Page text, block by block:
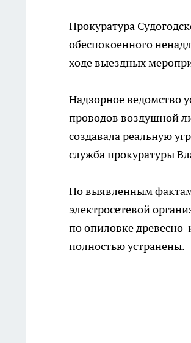
Прокуратура
обеспокоенного
ходе выездных
Надзорное ведомство
проводов воздушной
создавала реальную
служба прокуратуры
По выявленным фактам
электросетевой
по опиловке
полностью устранены.